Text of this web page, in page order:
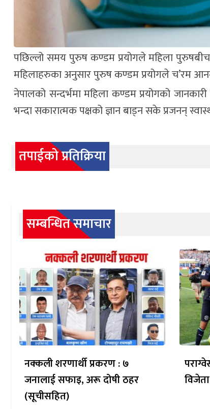
पछिल्लो समय पुरुष कण्डम प्रयोगले महिला पुरुषबीच
महिलाहरुका अनुसार पुरुष कण्डम प्रयोगले च’रम
नेपालको सन्दर्भमा महिला कण्डम प्रयोगको
भन्दा सकारात्मक पक्षको ज्ञान बाड्न सके प्रजनन्
तपाईको प्रतिक्रिया
सम्बन्धित समाचार
नक्कली शरणार्थी प्रकरण : ७
जनालाई सफाइ, अरू दोषी ठहर
(सूचीसहित)